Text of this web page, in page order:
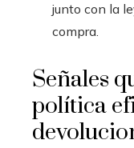
junto con la
compra.
Señales
política